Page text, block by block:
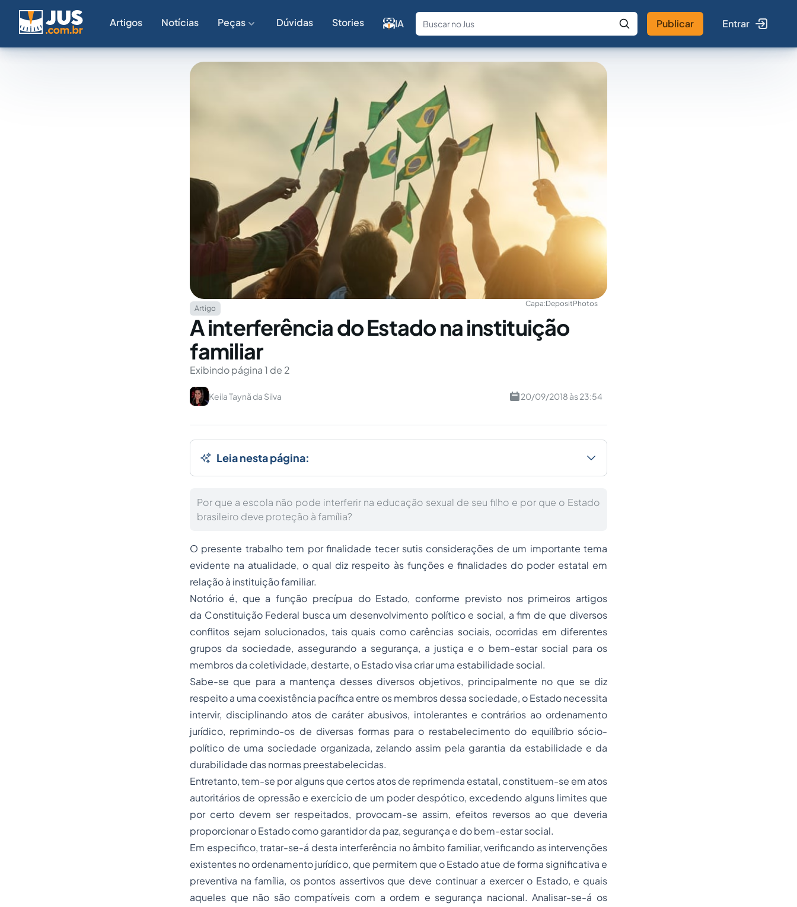
Artigos Notícias Peças Dúvidas Stories IA
Fale com a IA Buscar no Jus
Publicar Entrar
Capa:DepositPhotos
Artigo
A interferência do Estado na instituição
familiar
Exibindo página 1 de 2
Keila Taynã da Silva 20/09/2018 às 23:54
Leia nesta página:
Por que a escola não pode interferir na educação sexual de seu filho e por que o Estado
brasileiro deve proteção à família?
O presente trabalho tem por finalidade tecer sutis considerações de um importante tema
evidente na atualidade, o qual diz respeito às funções e finalidades do poder estatal em
relação à instituição familiar.
Notório é, que a função precípua do Estado, conforme previsto nos primeiros artigos
da Constituição Federal busca um desenvolvimento político e social, a fim de que diversos
conflitos sejam solucionados, tais quais como carências sociais, ocorridas em diferentes
grupos da sociedade, assegurando a segurança, a justiça e o bem-estar social para os
membros da coletividade, destarte, o Estado visa criar uma estabilidade social.
Sabe-se que para a mantença desses diversos objetivos, principalmente no que se diz
respeito a uma coexistência pacífica entre os membros dessa sociedade, o Estado necessita
intervir, disciplinando atos de caráter abusivos, intolerantes e contrários ao ordenamento
jurídico, reprimindo-os de diversas formas para o restabelecimento do equilíbrio sócio-
político de uma sociedade organizada, zelando assim pela garantia da estabilidade e da
durabilidade das normas preestabelecidas.
Entretanto, tem-se por alguns que certos atos de reprimenda estatal, constituem-se em atos
autoritários de opressão e exercício de um poder despótico, excedendo alguns limites que
por certo devem ser respeitados, provocam-se assim, efeitos reversos ao que deveria
proporcionar o Estado como garantidor da paz, segurança e do bem-estar social.
Em especifico, tratar-se-á desta interferência no âmbito familiar, verificando as intervenções
existentes no ordenamento jurídico, que permitem que o Estado atue de forma significativa e
preventiva na família, os pontos assertivos que deve continuar a exercer o Estado, e quais
aqueles que não são compatíveis com a ordem e segurança nacional. Analisar-se-á os